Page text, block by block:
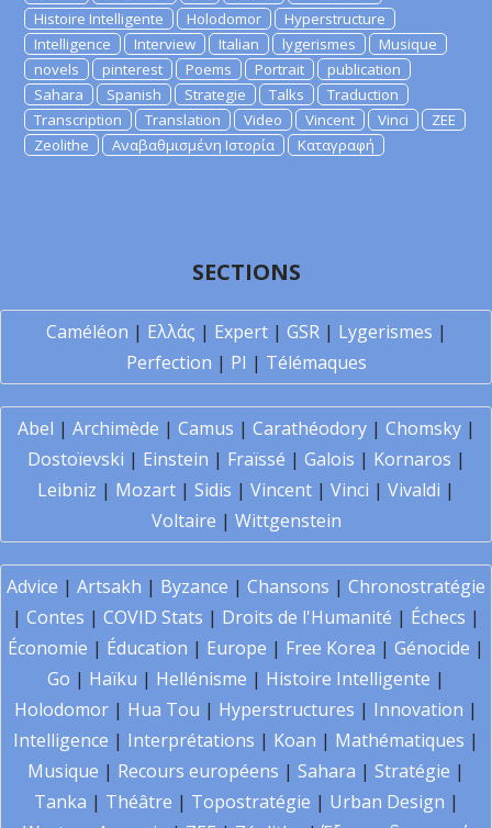
Histoire Intelligente
Holodomor
Hyperstructure
Intelligence
Interview Italian lygerismes
Musique
novels
pinterest Poems Portrait
publication
Sahara
Spanish Strategie Talks
Traduction
Transcription
Translation Video Vincent Vinci
ZEE
Zeolithe
Αναβαθμισμένη Ιστορία Καταγραφή
SECTIONS
Caméléon | Ελλάς | Expert| GSR| Lygerismes |
Perfection | PI | Télémaques
Abel | Archimède | Camus | Carathéodory| Chomsky|
Dostoïevski | Einstein | Fraïssé | Galois | Kornaros |
Leibniz | Mozart | Sidis | Vincent | Vinci | Vivaldi |
Voltaire | Wittgenstein
Advice | Artsakh | Byzance | Chansons | Chronostratégie
| Contes | COVID Stats | Droits de l'Humanité | Échecs |
Économie | Éducation | Europe | Free Korea | Génocide |
Go | Haïku | Hellénisme | Histoire Intelligente |
Holodomor | Hua Tou | Hyperstructures | Innovation |
Intelligence | Interprétations | Koan | Mathématiques |
Musique | Recours européens | Sahara | Stratégie |
Tanka | Théâtre | Topostratégie | Urban Design |